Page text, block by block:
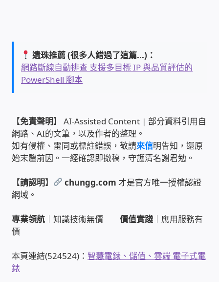
監視器安裝維修-實績案例
雲端儲值型電表
電子鎖安裝-實績案例
聯絡我們
徵 伙伴
遺珠推薦 (很多人錯過了這篇...)：
網路斷線自動排查 支援多目標 IP 與品質評估的
PowerShell 腳本
【免責聲明】 AI-Assisted Content | 部分資料引用自
網路、AI的文筆，以及作者的整理。
如有侵權、雷同或標註錯誤，敬請來信明告知，還原
始末釐前因。一經確認即撤稿，守護清名謝君勉。
【請認明】 chungg.com 才是官方唯一授權認證
網域。
專業領航 ｜知識技術無價價值實踐 ｜應用服務有
價
本頁連結(524524)：智慧電錶、儲值、雲端 電子式電
錶